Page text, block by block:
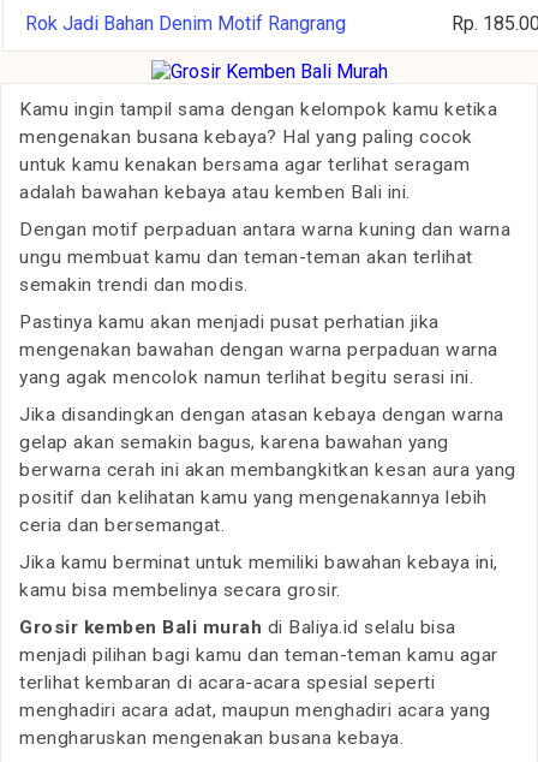
Rok Jadi Bahan Denim Motif Rangrang Rp.
Kamu ingin tampil sama dengan kelompok kamu ketika
mengenakan busana kebaya? Hal yang paling cocok
untuk kamu kenakan bersama agar terlihat seragam
adalah bawahan kebaya atau kemben Bali ini.
Dengan motif perpaduan antara warna kuning dan warna
ungu membuat kamu dan teman-teman akan terlihat
semakin trendi dan modis.
Pastinya kamu akan menjadi pusat perhatian jika
mengenakan bawahan dengan warna perpaduan warna
yang agak mencolok namun terlihat begitu serasi ini.
Jika disandingkan dengan atasan kebaya dengan warna
gelap akan semakin bagus, karena bawahan yang
berwarna cerah ini akan membangkitkan kesan aura yang
positif dan kelihatan kamu yang mengenakannya lebih
ceria dan bersemangat.
Jika kamu berminat untuk memiliki bawahan kebaya ini,
kamu bisa membelinya secara grosir.
Grosir kemben Bali murah di Baliya.id selalu bisa
menjadi pilihan bagi kamu dan teman-teman kamu agar
terlihat kembaran di acara-acara spesial seperti
menghadiri acara adat, maupun menghadiri acara yang
mengharuskan mengenakan busana kebaya.